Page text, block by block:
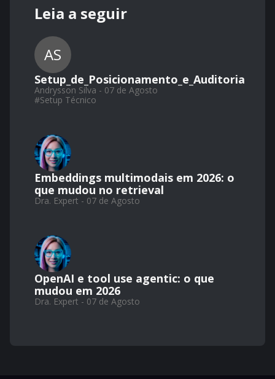
Leia a seguir
AS
Setup_de_Posicionamento_e_Auditoria
Andrysson Silva - 07 de Agosto
#Setup Técnico
Embeddings multimodais em 2026: o
que mudou no retrieval
Dra. Expert - 07 de Agosto
OpenAI e tool use agentic: o que
mudou em 2026
Dra. Expert - 07 de Agosto